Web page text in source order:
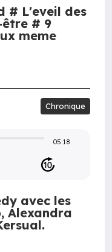
# L'eveil des
être # 9
meme
Chronique
05:18
avec les
Alexandra